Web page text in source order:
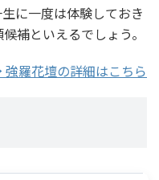
に一度は体験しておき
補といえるでしょう。
羅花壇の詳細はこちら